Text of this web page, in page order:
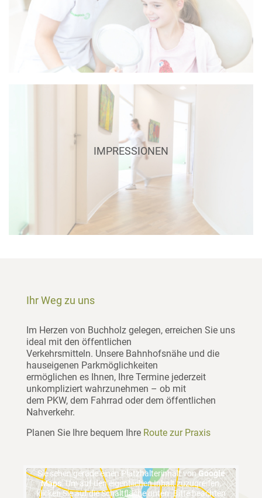
gestalten. Wir laden Sie ein uns kennenzulernen.
Lernen Sie uns kennen
IMPRESSIONEN
Impressionen
Das angenehme Ambiente unserer lichtdurchfluteten
Räumlichkeiten bieten Ihnen
eine entspannte Atmosphäre: Seien Sie unser Gast und lehnen Sie
sich beruhigt
zurück.
Erhalten Sie einen ersten Eindruck
Ihr Weg zu uns
Im Herzen von Buchholz gelegen, erreichen Sie uns
ideal mit den öffentlichen
Verkehrsmitteln. Unsere Bahnhofsnähe und die
hauseigenen Parkmöglichkeiten
ermöglichen es Ihnen, Ihre Termine jederzeit
unkompliziert wahrzunehmen – ob mit
dem PKW, dem Fahrrad oder dem öffentlichen
Nahverkehr.
Planen Sie Ihre bequem Ihre Route zur Praxis
Sie sehen gerade einen Platzhalterinhalt vonGoogle
Maps. Um auf den eigentlichen Inhalt zuzugreifen,
klicken Sie auf die Schaltfläche unten. Bitte beachten